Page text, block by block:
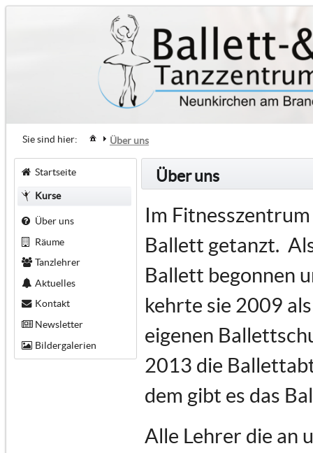
Sie sind hier: Über uns
Startseite
Kurse
Über uns
Räume
Tanzlehrer
Aktuelles
Kontakt
Newsletter
Bildergalerien
Über uns
Im
Ballett getanzt.
Ballett begonnen
kehrte sie 2009
eigenen
2013 die
dem gibt es das
Alle Lehrer die an